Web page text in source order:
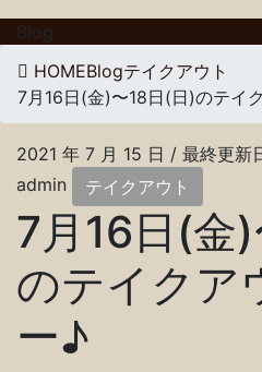
Blog
HOMEBlogテイクアウト
7月16日(金)〜18日(日)のテイ
2021 年 7 月 15 日 / 最終更新
admin
テイクアウト
7月16日(金
のテイクア
ー♪